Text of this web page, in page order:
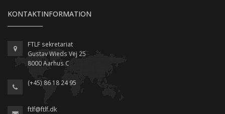
KONTAKTINFORMATION
FTLF sekretariat
Gustav Wieds Vej 25
8000 Aarhus C
(+45) 86 18 24 95
ftlf@ftlf.dk